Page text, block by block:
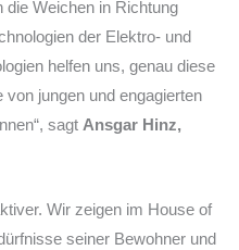
die Weichen in Richtung
der Elektro- und
helfen uns, genau diese
jungen und engagierten
sagt Ansgar Hinz,
Wir zeigen im House of
seiner Bewohner und